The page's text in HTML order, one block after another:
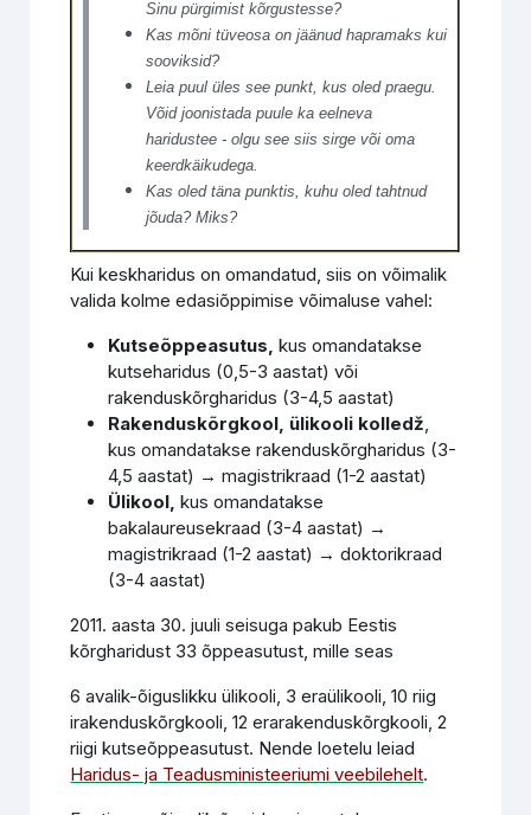
Sinu pürgimist kõrgustesse?
Kas mõni tüveosa on jäänud hapramaks kui
sooviksid?
Leia puul üles see punkt, kus oled praegu.
Võid joonistada puule ka eelneva
haridustee - olgu see siis sirge või oma
keerdkäikudega.
Kas oled täna punktis, kuhu oled tahtnud
jõuda? Miks?
Kui keskharidus on omandatud, siis on võimalik
valida kolme edasiõppimise võimaluse vahel:
Kutseõppeasutus,kus omandatakse
kutseharidus (0,5-3 aastat) või
rakenduskõrgharidus (3-4,5 aastat)
Rakenduskõrgkool, ülikooli kolledž,
kus omandatakse rakenduskõrgharidus (3-
4,5 aastat) → magistrikraad (1-2 aastat)
Ülikool,kus omandatakse
bakalaureusekraad (3-4 aastat) →
magistrikraad (1-2 aastat) → doktorikraad
(3-4 aastat)
2011. aasta 30. juuli seisuga pakub Eestis
kõrgharidust 33 õppeasutust, mille seas
6 avalik-õiguslikku ülikooli, 3 eraülikooli, 10 riig
irakenduskõrgkooli, 12 erarakenduskõrgkooli, 2
riigi kutseõppeasutust. Nende loetelu leiad
Haridus- ja Teadusministeeriumi veebilehelt.